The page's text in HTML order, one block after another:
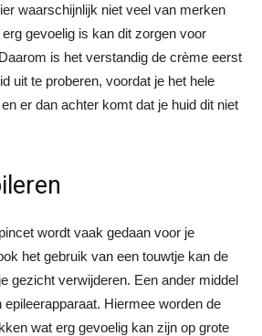
waarschijnlijk niet veel van merken
gevoelig is kan dit zorgen voor
is het verstandig de crème eerst
uit te proberen, voordat je het hele
er dan achter komt dat je huid dit niet
wordt vaak gedaan voor je
het gebruik van een touwtje kan de
gezicht verwijderen. Een ander middel
epileerapparaat. Hiermee worden de
wat erg gevoelig kan zijn op grote